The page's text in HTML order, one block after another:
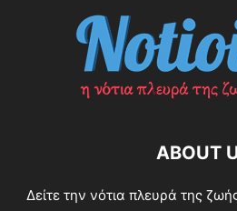
ABOUT
Δείτε την νότια πλευρά της